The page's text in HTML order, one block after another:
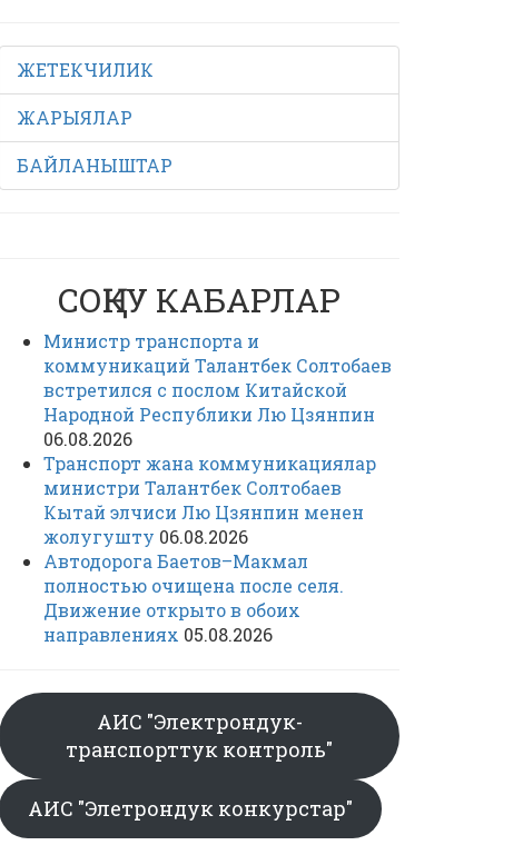
ЖЕТЕКЧИЛИК
ЖАРЫЯЛАР
БАЙЛАНЫШТАР
СОҢКУ КАБАРЛАР
Министр транспорта и
коммуникаций Талантбек Солтобаев
встретился с послом Китайской
Народной Республики Лю Цзянпин
06.08.2026
Транспорт жана коммуникациялар
министри Талантбек Солтобаев
Кытай элчиси Лю Цзянпин менен
жолугушту 06.08.2026
Автодорога Баетов–Макмал
полностью очищена после селя.
Движение открыто в обоих
направлениях 05.08.2026
АИС "Электрондук-
транспорттук контроль"
АИС "Элетрондук конкурстар"